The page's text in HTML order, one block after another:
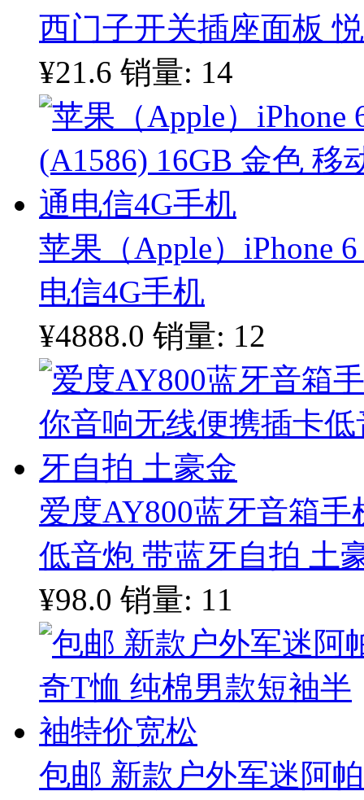
西门子开关插座面板
¥21.6 销量: 14
苹果（Apple）iPhone
电信4G手机
¥4888.0 销量: 12
爱度AY800蓝牙音箱
低音炮 带蓝牙自拍 土
¥98.0 销量: 11
包邮 新款户外军迷阿